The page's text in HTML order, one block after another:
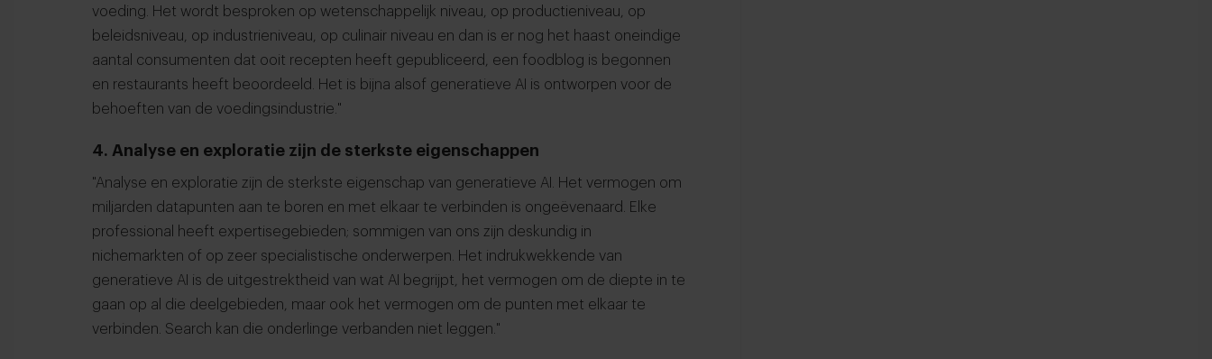
voeding. Het wordt besproken op wetenschappelijk niveau, op productieniveau, op
beleidsniveau, op industrieniveau, op culinair niveau en dan is er nog het haast oneindige
aantal consumenten dat ooit recepten heeft gepubliceerd, een foodblog is begonnen
en restaurants heeft beoordeeld. Het is bijna alsof generatieve AI is ontworpen voor de
behoeften van de voedingsindustrie."
4. Analyse en exploratie zijn de sterkste eigenschappen
"Analyse en exploratie zijn de sterkste eigenschap van generatieve AI. Het vermogen om
miljarden datapunten aan te boren en met elkaar te verbinden is ongeëvenaard. Elke
professional heeft expertisegebieden; sommigen van ons zijn deskundig in
nichemarkten of op zeer specialistische onderwerpen. Het indrukwekkende van
generatieve AI is de uitgestrektheid van wat AI begrijpt, het vermogen om de diepte in te
gaan op al die deelgebieden, maar ook het vermogen om de punten met elkaar te
verbinden. Search kan die onderlinge verbanden niet leggen."